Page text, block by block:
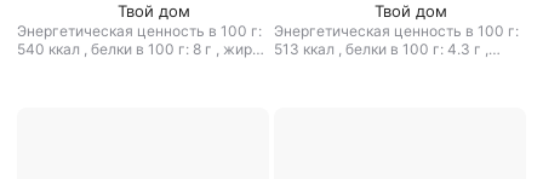
Твой дом
Энергетическая ценность в 100 г:
540 ккал , белки в 100 г: 8 г , жиры
Твой дом
Энергетическая ценность в 100 г:
513 ккал , белки в 100 г: 4.3 г ,